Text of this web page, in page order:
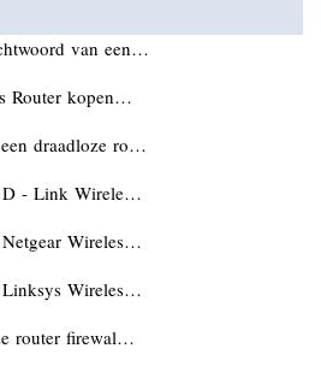
van een…
Router kopen…
draadloze ro…
D - Link Wirele…
Wireles…
Linksys Wireles…
router firewal…